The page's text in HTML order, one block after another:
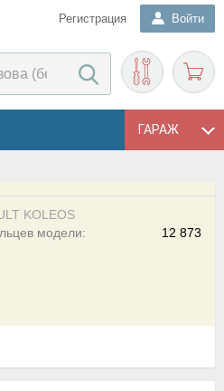
Регистрация Войти
ГАРАЖ
KOLEOS
12 873
модели: